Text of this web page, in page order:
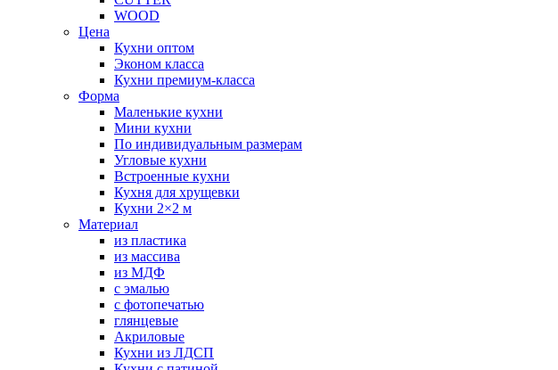
WOOD
Цена
Кухни оптом
Эконом класса
Кухни премиум-класса
Форма
Маленькие кухни
Мини кухни
По индивидуальным размерам
Угловые кухни
Встроенные кухни
Кухня для хрущевки
Кухни 2×2 м
Материал
из пластика
из массива
из МДФ
с эмалью
с фотопечатью
глянцевые
Акриловые
Кухни из ЛДСП